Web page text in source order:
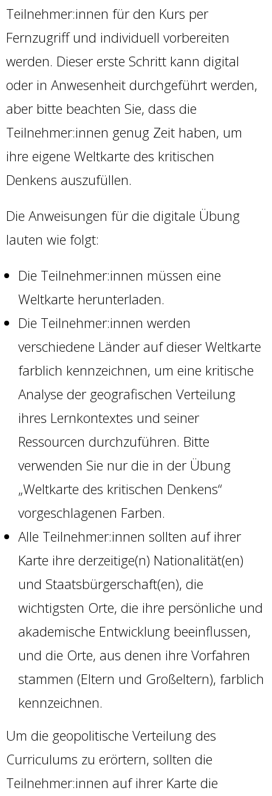
Teilnehmer:innen für den Kurs per
Fernzugriff und individuell vorbereiten
werden. Dieser erste Schritt kann digital
oder in Anwesenheit durchgeführt werden,
aber bitte beachten Sie, dass die
Teilnehmer:innen genug Zeit haben, um
ihre eigene Weltkarte des kritischen
Denkens auszufüllen.
Die Anweisungen für die digitale Übung
lauten wie folgt:
Die Teilnehmer:innen müssen eine
Weltkarte herunterladen.
Die Teilnehmer:innen werden
verschiedene Länder auf dieser Weltkarte
farblich kennzeichnen, um eine kritische
Analyse der geografischen Verteilung
ihres Lernkontextes und seiner
Ressourcen durchzuführen. Bitte
verwenden Sie nur die in der Übung
„Weltkarte des kritischen Denkens“
vorgeschlagenen Farben.
Alle Teilnehmer:innen sollten auf ihrer
Karte ihre derzeitige(n) Nationalität(en)
und Staatsbürgerschaft(en), die
wichtigsten Orte, die ihre persönliche und
akademische Entwicklung beeinflussen,
und die Orte, aus denen ihre Vorfahren
stammen (Eltern und Großeltern), farblich
kennzeichnen.
Um die geopolitische Verteilung des
Curriculums zu erörtern, sollten die
Teilnehmer:innen auf ihrer Karte die